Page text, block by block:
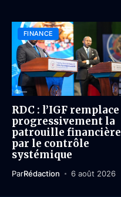
FINANCE
RDC : l’IGF remplace
progressivement la
patrouille financière
par le contrôle
systémique
ParRédaction 6 août 2026